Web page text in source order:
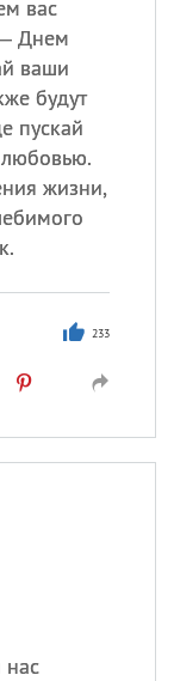
вас
Днем
ваши
будут
пускай
жизни,
233
нас